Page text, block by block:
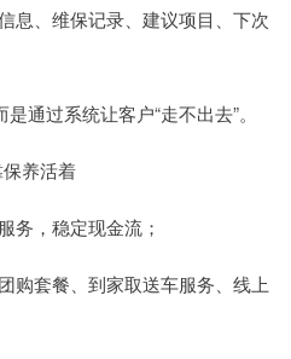
息、维保记录、建议项目、下次
通过系统让客户“走不出去”。
养活着
务，稳定现金流；
购套餐、到家取送车服务、线上